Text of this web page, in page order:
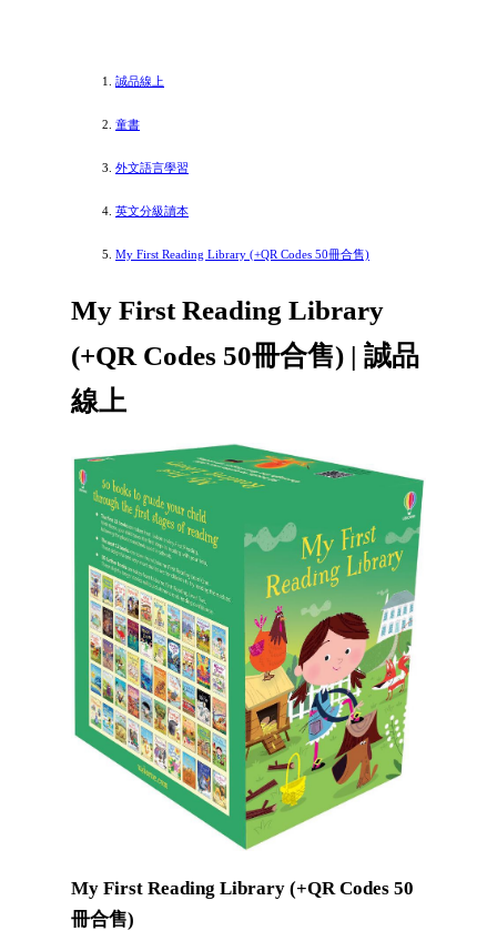
誠品線上
童書
外文語言學習
英文分級讀本
My First Reading Library (+QR Codes 50冊合售)
My First Reading Library
(+QR Codes 50冊合售) | 誠品
線上
My First Reading Library (+QR Codes 50
冊合售)